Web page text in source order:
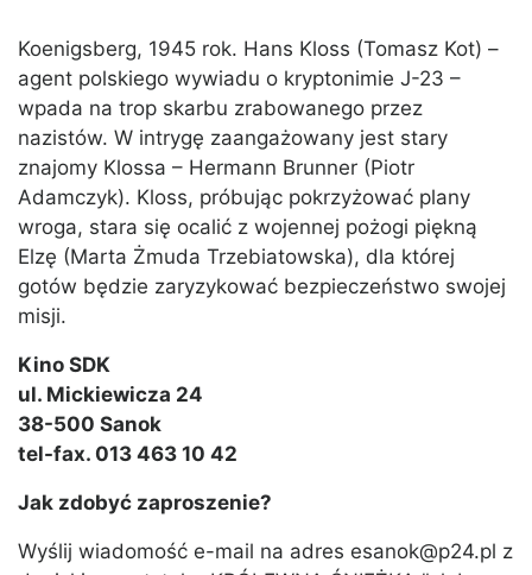
Koenigsberg, 1945 rok. Hans Kloss (Tomasz Kot) –
agent polskiego wywiadu o kryptonimie J-23 –
wpada na trop skarbu zrabowanego przez
nazistów. W intrygę zaangażowany jest stary
znajomy Klossa – Hermann Brunner (Piotr
Adamczyk). Kloss, próbując pokrzyżować plany
wroga, stara się ocalić z wojennej pożogi piękną
Elzę (Marta Żmuda Trzebiatowska), dla której
gotów będzie zaryzykować bezpieczeństwo swojej
misji.
Kino SDK
ul. Mickiewicza 24
38-500 Sanok
tel-fax. 013 463 10 42
Jak zdobyć zaproszenie?
Wyślij wiadomość e-mail na adres esanok@p24.pl z